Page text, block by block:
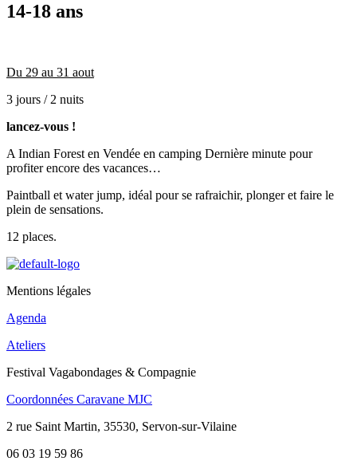
14-18 ans
Du 29 au 31 aout
3 jours / 2 nuits
lancez-vous !
A Indian Forest en Vendée en camping Dernière minute pour
profiter encore des vacances…
Paintball et water jump, idéal pour se rafraichir, plonger et faire le
plein de sensations.
12 places.
Mentions légales
Agenda
Ateliers
Festival Vagabondages & Compagnie
Coordonnées Caravane MJC
2 rue Saint Martin, 35530, Servon-sur-Vilaine
06 03 19 59 86